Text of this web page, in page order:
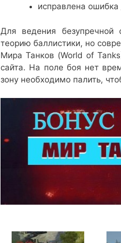
исправлена
Для ведения безупречной
теорию баллистики, но
Мира Танков (World of
сайта. На поле боя нет
зону необходимо палить,